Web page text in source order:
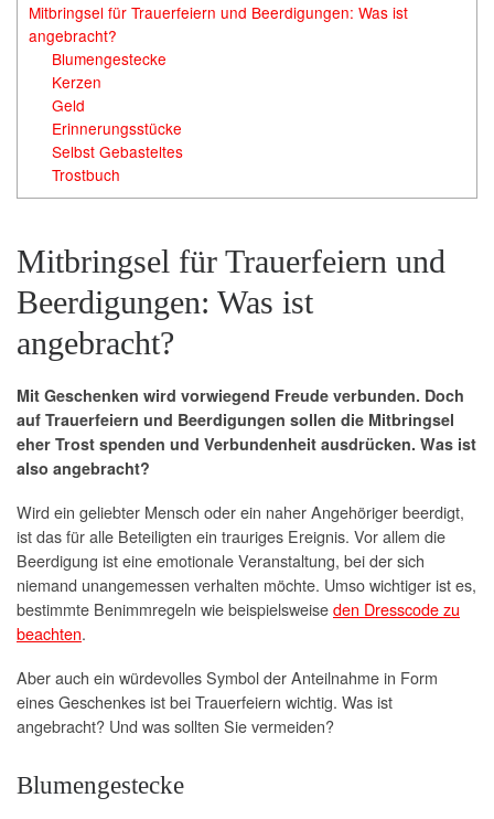
Mitbringsel für Trauerfeiern und Beerdigungen: Was ist
angebracht?
Blumengestecke
Kerzen
Geld
Erinnerungsstücke
Selbst Gebasteltes
Trostbuch
Mitbringsel für Trauerfeiern und
Beerdigungen: Was ist
angebracht?
Mit Geschenken wird vorwiegend Freude verbunden. Doch
auf Trauerfeiern und Beerdigungen sollen die Mitbringsel
eher Trost spenden und Verbundenheit ausdrücken. Was ist
also angebracht?
Wird ein geliebter Mensch oder ein naher Angehöriger beerdigt,
ist das für alle Beteiligten ein trauriges Ereignis. Vor allem die
Beerdigung ist eine emotionale Veranstaltung, bei der sich
niemand unangemessen verhalten möchte. Umso wichtiger ist es,
bestimmte Benimmregeln wie beispielsweiseden Dresscode zu
beachten.
Aber auch ein würdevolles Symbol der Anteilnahme in Form
eines Geschenkes ist bei Trauerfeiern wichtig. Was ist
angebracht? Und was sollten Sie vermeiden?
Blumengestecke